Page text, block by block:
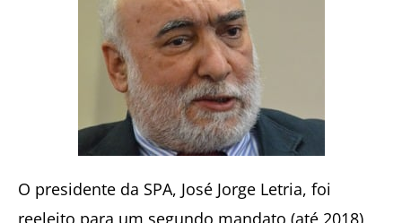
O presidente da SPA, José Jorge Letria, foi
reeleito para um segundo mandato (até 2018)